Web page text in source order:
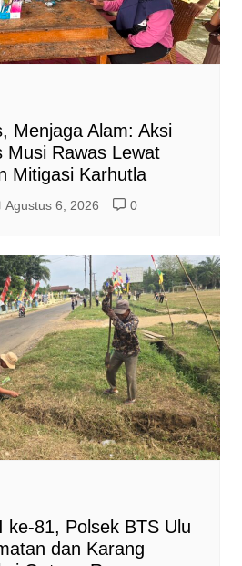
Menjaga Alam: Aksi
Musi Rawas Lewat
Mitigasi Karhutla
Agustus 6, 2026 0
ke-81, Polsek BTS Ulu
dan Karang